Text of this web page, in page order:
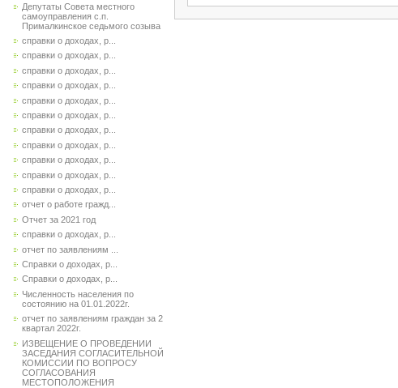
Депутаты Совета местного
самоуправления с.п.
Прималкинское седьмого созыва
справки о доходах, р...
справки о доходах, р...
справки о доходах, р...
справки о доходах, р...
справки о доходах, р...
справки о доходах, р...
справки о доходах, р...
справки о доходах, р...
справки о доходах, р...
справки о доходах, р...
справки о доходах, р...
отчет о работе гражд...
Отчет за 2021 год
справки о доходах, р...
отчет по заявлениям ...
Справки о доходах, р...
Справки о доходах, р...
Численность населения по
состоянию на 01.01.2022г.
отчет по заявлениям граждан за 2
квартал 2022г.
ИЗВЕЩЕНИЕ О ПРОВЕДЕНИИ
ЗАСЕДАНИЯ СОГЛАСИТЕЛЬНОЙ
КОМИССИИ ПО ВОПРОСУ
СОГЛАСОВАНИЯ
МЕСТОПОЛОЖЕНИЯ